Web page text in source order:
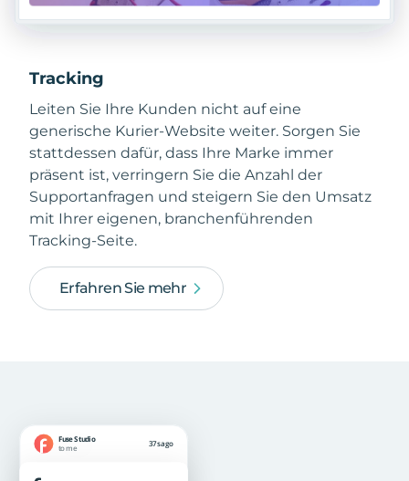
Tracking
Leiten Sie Ihre Kunden nicht auf eine
generische Kurier-Website weiter. Sorgen Sie
stattdessen dafür, dass Ihre Marke immer
präsent ist, verringern Sie die Anzahl der
Supportanfragen und steigern Sie den Umsatz
mit Ihrer eigenen, branchenführenden
Tracking-Seite.
Erfahren Sie mehr